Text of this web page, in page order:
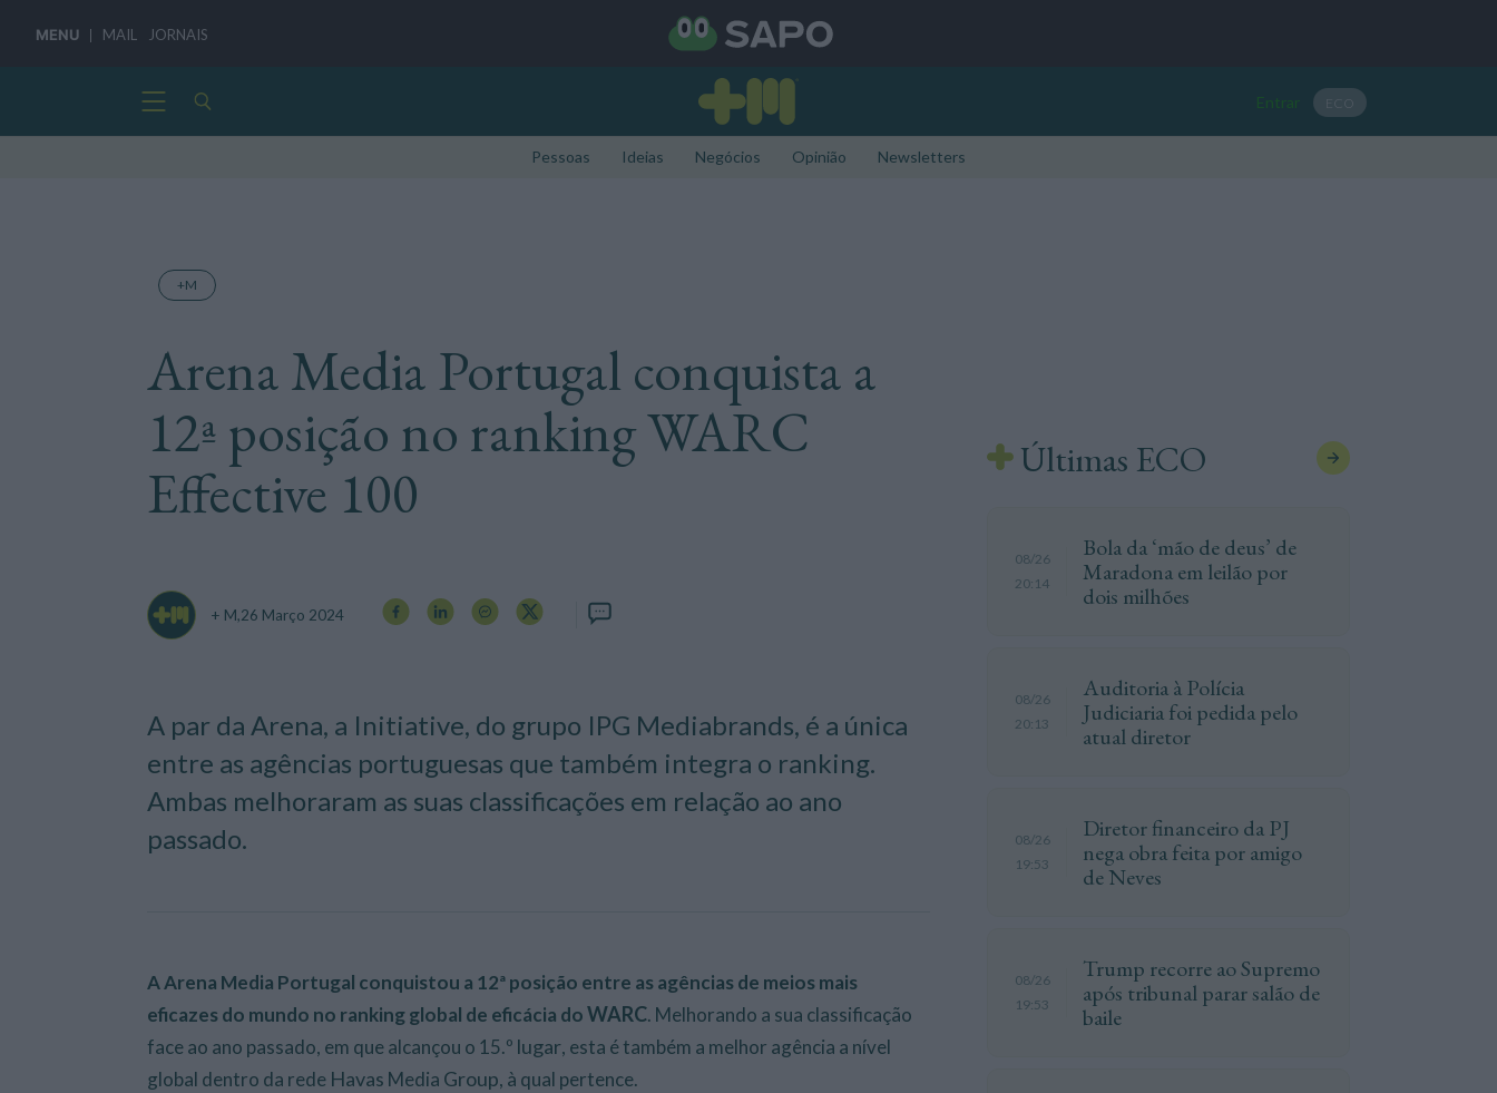
MENU MAIL JORNAIS
Entrar ECO
Pessoas Ideias Negócios Opinião Newsletters
+M
Arena Media Portugal conquista a
12ª posição no ranking WARC
Effective 100
+ M,26 Março 2024
A par da Arena, a Initiative, do grupo IPG Mediabrands, é a única
entre as agências portuguesas que também integra o ranking.
Ambas melhoraram as suas classificações em relação ao ano
passado.
A Arena Media Portugal conquistou a 12ª posição entre as agências de meios mais
eficazes do mundo no ranking global de eficácia doWARC. Melhorando a sua classificação
face ao ano passado, em que alcançou o 15.º lugar, esta é também a melhor agência a nível
global dentro da rede Havas Media Group, à qual pertence.
Últimas ECO
08/26
20:14
Bola da ‘mão de deus’ de
Maradona em leilão por
dois milhões
08/26
20:13
Auditoria à Polícia
Judiciaria foi pedida pelo
atual diretor
08/26
19:53
Diretor financeiro da PJ
nega obra feita por amigo
de Neves
08/26
19:53
Trump recorre ao Supremo
após tribunal parar salão de
baile